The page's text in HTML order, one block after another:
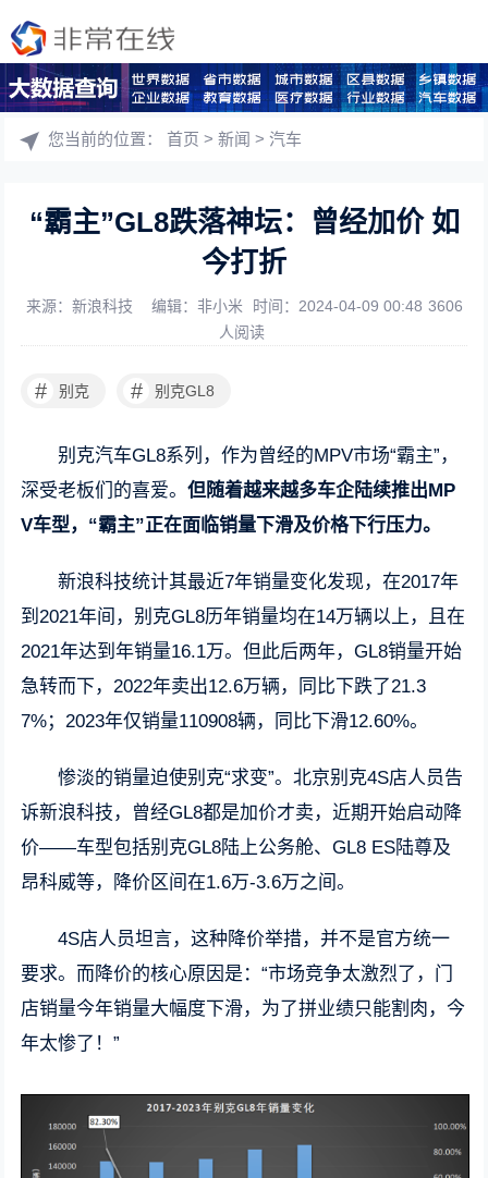
您当前的位置：首页 >新闻 >汽车
“霸主”GL8跌落神坛：曾经加价 如
今打折
来源：新浪科技 编辑：非小米 时间：2024-04-09 00:48 3606
人阅读
# 别克 # 别克GL8
别克汽车GL8系列，作为曾经的MPV市场“霸主”，
深受老板们的喜爱。但随着越来越多车企陆续推出MP
V车型，“霸主”正在面临销量下滑及价格下行压力。
新浪科技统计其最近7年销量变化发现，在2017年
到2021年间，别克GL8历年销量均在14万辆以上，且在
2021年达到年销量16.1万。但此后两年，GL8销量开始
急转而下，2022年卖出12.6万辆，同比下跌了21.3
7%；2023年仅销量110908辆，同比下滑12.60%。
惨淡的销量迫使别克“求变”。北京别克4S店人员告
诉新浪科技，曾经GL8都是加价才卖，近期开始启动降
价——车型包括别克GL8陆上公务舱、GL8 ES陆尊及
昂科威等，降价区间在1.6万-3.6万之间。
4S店人员坦言，这种降价举措，并不是官方统一
要求。而降价的核心原因是：“市场竞争太激烈了，门
店销量今年销量大幅度下滑，为了拼业绩只能割肉，今
年太惨了！”